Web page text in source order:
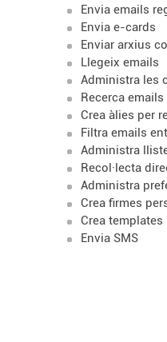
Envia emails
Envia e-cards
Enviar arxius
Llegeix emails
Administra les
Recerca emails
Crea àlies per
Filtra emails
Administra
Recol·lecta
Administra
Crea firmes
Crea templates
Envia SMS